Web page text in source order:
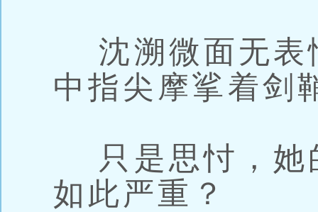
沈溯微面无表
中指尖摩挲着剑
只是思忖，她
如此严重？